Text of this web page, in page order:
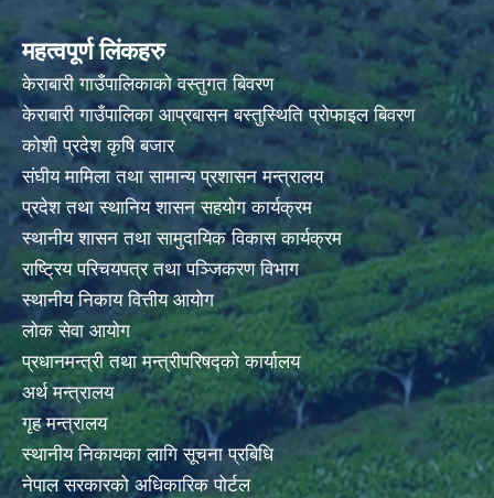
महत्वपूर्ण लिंकहरु
केराबारी गाउँपालिकाको वस्तुगत बिवरण
केराबारी गाउँपालिका आप्रबासन बस्तुस्थिति प्रोफाइल बिवरण
कोशी प्रदेश कृषि बजार
संघीय मामिला तथा सामान्य प्रशासन मन्त्रालय
प्रदेश तथा स्थानिय शासन सहयोग कार्यक्रम
स्थानीय शासन तथा सामुदायिक विकास कार्यक्रम
राष्ट्रिय परिचयपत्र तथा पञ्जिकरण विभाग
स्थानीय निकाय वित्तीय आयोग
लोक सेवा आयोग
प्रधानमन्त्री तथा मन्त्रीपरिषद्को कार्यालय
अर्थ मन्त्रालय
गृह मन्त्रालय
स्थानीय निकायका लागि सूचना प्रबिधि
नेपाल सरकारको अधिकारिक पोर्टल